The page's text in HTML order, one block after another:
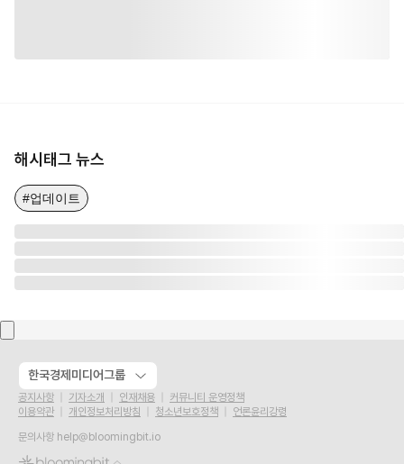
해시태그 뉴스
#업데이트
한국경제미디어그룹
공지사항 기자소개 인재채용
커뮤니티 운영정책
이용약관
개인정보처리방침 청소년보호정책
언론윤리강령
문의사항 help@bloomingbit.io